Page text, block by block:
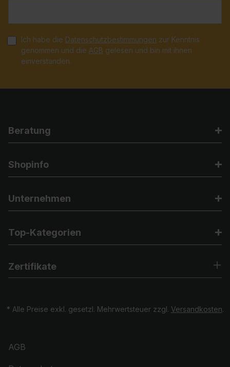
Ich habe die Datenschutzbestimmungen zur Kenntnis
genommen und die AGB gelesen und bin mit ihnen
einverstanden.
Beratung
Shopinfo
Unternehmen
Top-Kategorien
Zertifikate
* Alle Preise exkl. gesetzl. Mehrwertsteuer zzgl. Versandkosten.
AGB